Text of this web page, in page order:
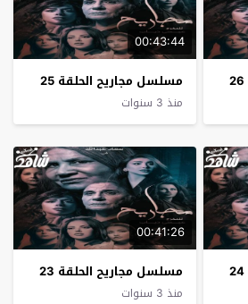
00:43:44
مسلسل مجاريح الحلقة 25
منذ 3 سنوات
00:41:26
مسلسل مجاريح الحلقة 23
منذ 3 سنوات